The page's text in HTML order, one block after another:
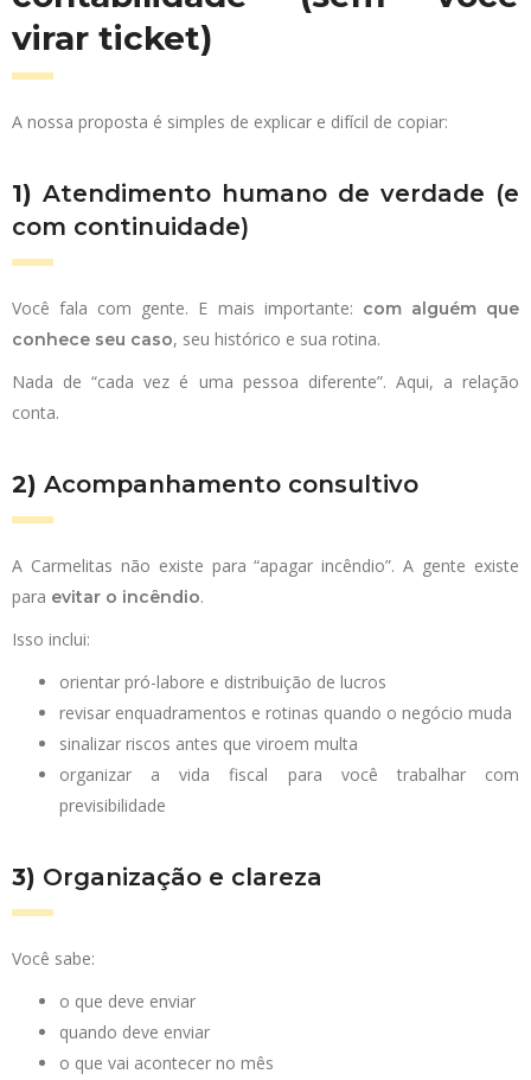
virar ticket)
A nossa proposta é simples de explicar e difícil de copiar:
1) Atendimento humano de verdade (e
com continuidade)
Você fala com gente. E mais importante: com alguém que
conhece seu caso, seu histórico e sua rotina.
Nada de “cada vez é uma pessoa diferente”. Aqui, a relação
conta.
2) Acompanhamento consultivo
A Carmelitas não existe para “apagar incêndio”. A gente existe
para evitar o incêndio.
Isso inclui:
orientar pró-labore e distribuição de lucros
revisar enquadramentos e rotinas quando o negócio muda
sinalizar riscos antes que viroem multa
organizar a vida fiscal para você trabalhar com
previsibilidade
3) Organização e clareza
Você sabe:
o que deve enviar
quando deve enviar
o que vai acontecer no mês